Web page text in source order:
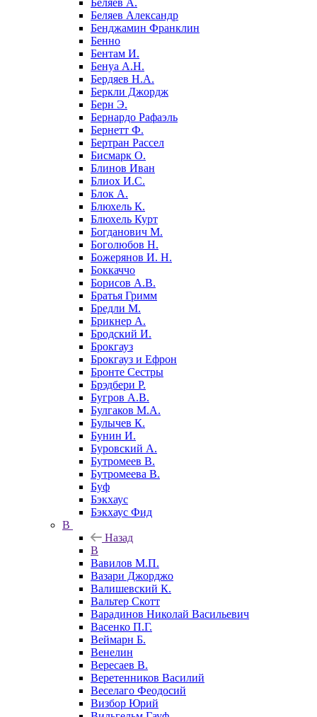
Беляев А.
Беляев Александр
Бенджамин Франклин
Бенно
Бентам И.
Бенуа А.Н.
Бердяев Н.А.
Беркли Джордж
Берн Э.
Бернардо Рафаэль
Бернетт Ф.
Бертран Рассел
Бисмарк О.
Блинов Иван
Блиох И.С.
Блок А.
Блюхель К.
Блюхель Курт
Богданович М.
Боголюбов Н.
Божерянов И. Н.
Боккаччо
Борисов А.В.
Братья Гримм
Бредли М.
Брикнер А.
Бродский И.
Брокгауз
Брокгауз и Ефрон
Бронте Сестры
Брэдбери Р.
Бугров А.В.
Булгаков М.А.
Булычев К.
Бунин И.
Буровский А.
Бутромеев В.
Бутромеева В.
Буф
Бэкхаус
Бэкхаус Фид
В
Назад
В
Вавилов М.П.
Вазари Джорджо
Валишевский К.
Вальтер Скотт
Варадинов Николай Васильевич
Васенко П.Г.
Веймарн Б.
Венелин
Вересаев В.
Веретенников Василий
Веселаго Феодосий
Визбор Юрий